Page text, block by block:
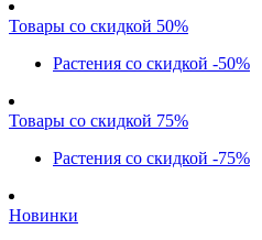
Товары со скидкой 50%
Растения со скидкой -50%
Товары со скидкой 75%
Растения со скидкой -75%
Новинки